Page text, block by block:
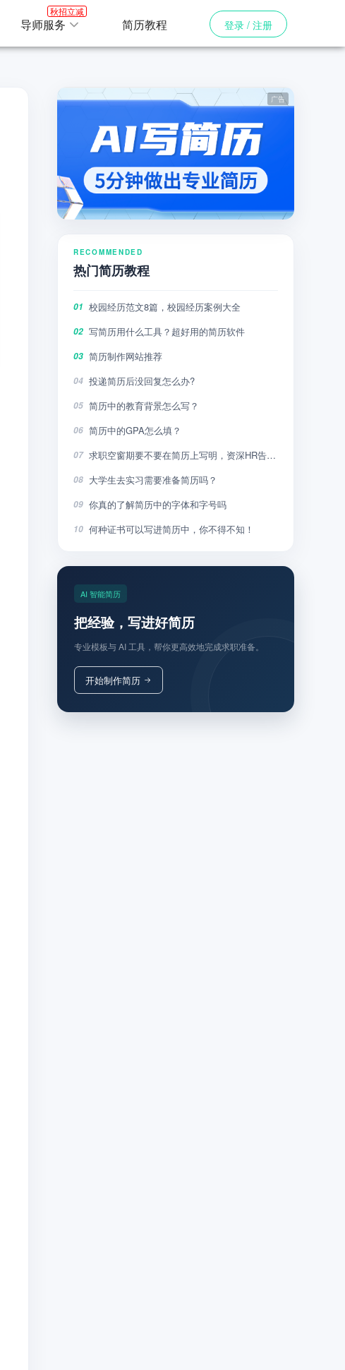
导师服务
秋招立减
简历教程 登录 / 注册
RECOMMENDED
热门简历教程
01 校园经历范文8篇，校园经历案例大全
02 写简历用什么工具？超好用的简历软件
03 简历制作网站推荐
04 投递简历后没回复怎么办?
05 简历中的教育背景怎么写？
06 简历中的GPA怎么填？
07 求职空窗期要不要在简历上写明，资深HR告诉你
08 大学生去实习需要准备简历吗？
09 你真的了解简历中的字体和字号吗
10 何种证书可以写进简历中，你不得不知！
AI 智能简历
把经验，写进好简历
专业模板与 AI 工具，帮你更高效地完成求职准备。
开始制作简历